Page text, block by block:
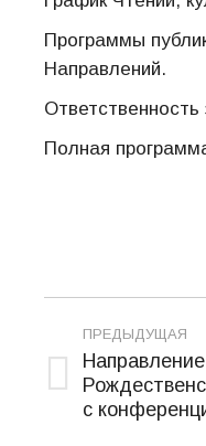
Программы
Направлений.
Полная
по
записям
ПРЕДЫДУЩАЯ
Предыдущая
запись:
с